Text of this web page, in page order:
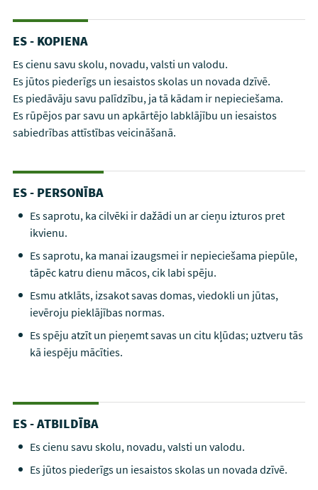
ES - KOPIENA
Es cienu savu skolu, novadu, valsti un valodu.
Es jūtos piederīgs un iesaistos skolas un novada dzīvē.
Es piedāvāju savu palīdzību, ja tā kādam ir nepieciešama.
Es rūpējos par savu un apkārtējo labklājību un iesaistos
sabiedrības attīstības veicināšanā.
ES - PERSONĪBA
Es saprotu, ka cilvēki ir dažādi un ar cieņu izturos pret
ikvienu.
Es saprotu, ka manai izaugsmei ir nepieciešama piepūle,
tāpēc katru dienu mācos, cik labi spēju.
Esmu atklāts, izsakot savas domas, viedokli un jūtas,
ievēroju pieklājības normas.
Es spēju atzīt un pieņemt savas un citu kļūdas; uztveru tās
kā iespēju mācīties.
ES - ATBILDĪBA
Es cienu savu skolu, novadu, valsti un valodu.
Es jūtos piederīgs un iesaistos skolas un novada dzīvē.